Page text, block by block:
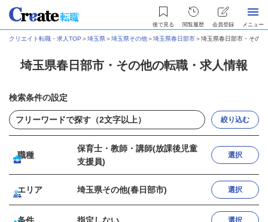
後で見る 閲覧履歴 会員登録 メニュー
クリエイト転職・求人TOP ＞埼玉県＞埼玉県その他＞埼玉県春日部市＞埼玉県春日部市・その
埼玉県春日部市・その他の転職・求人情報
検索条件の設定
絞り込む
職種
保育士・教師・講師(放課後児童
支援員)
選択
エリア 埼玉県その他(春日部市) 選択
選択